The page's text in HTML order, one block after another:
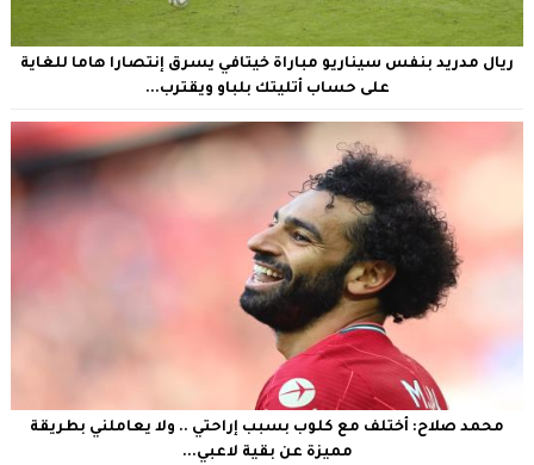
ريال مدريد بنفس سيناريو مباراة خيتافي يسرق إنتصارا هاما للغاية
على حساب أتليتك بلباو ويقترب...
محمد صلاح: أختلف مع كلوب بسبب إراحتي .. ولا يعاملني بطريقة
مميزة عن بقية لاعبي...